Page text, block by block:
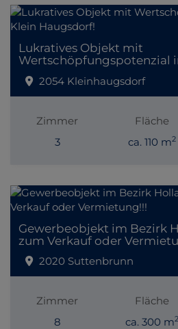
Lukratives Objekt mit
Wertschöpfungspotenzial
2054 Kleinhaugsdorf
Zimmer
3
Fläche
ca. 110 m2
Gewerbeobjekt im Bezirk
zum Verkauf oder
2020 Suttenbrunn
Zimmer
8
Fläche
ca. 300 m2